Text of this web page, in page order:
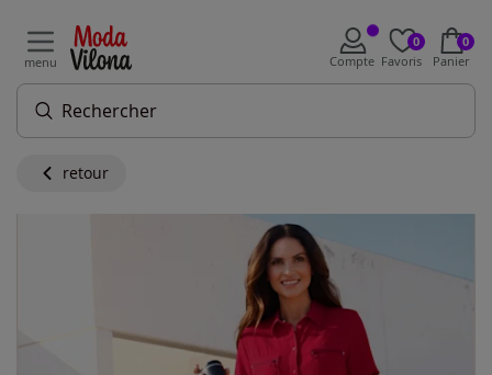
menu Compte
0
Favoris
0
Panier
retour